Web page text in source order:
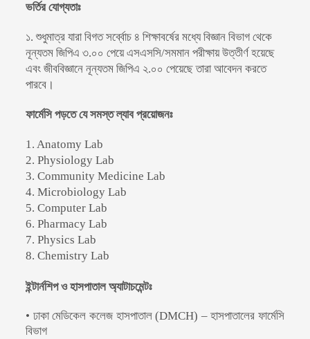
ভর্তির যোগ্যতাঃ
১.শুধুমাত্র যারা বিগতসর্ব্বোচ ৪ শিক্ষাবর্ষের মধ্যে বিজ্ঞান বিভাগ থেকে
নূন্যতম জিপিএ ৩.০০ পেয়ে এসএসসি/সমমান পরীক্ষায় উত্তীর্ণ হয়েছে
এবং জীববিজ্ঞানে নূন্যতম জিপিএ ২.০০ পেয়েছে তারা আবেদন করতে
পারবে।
ফার্মেসি পড়তে যে সমস্ত ল্যাব প্রয়োজনঃ
1. Anatomy Lab
2. Physiology Lab
3. Community Medicine Lab
4. Microbiology Lab
5. Computer Lab
6. Pharmacy Lab
7. Physics Lab
8. Chemistry Lab
ইন্টার্নশিপ ও হাসপাতাল অ্যাটাচমেন্টঃ
• ঢাকা মেডিকেল কলেজ হাসপাতাল (DMCH) – হাসপাতালের ফার্মেসি
বিভাগ